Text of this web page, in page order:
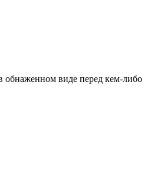
обнаженном виде перед кем-либо